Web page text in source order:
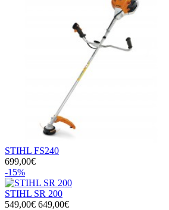
STIHL FS240
699,00€
-15%
STIHL SR 200
549,00€ 649,00€